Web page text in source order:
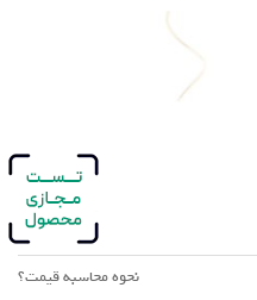
نحوه محاسبه قیمت؟